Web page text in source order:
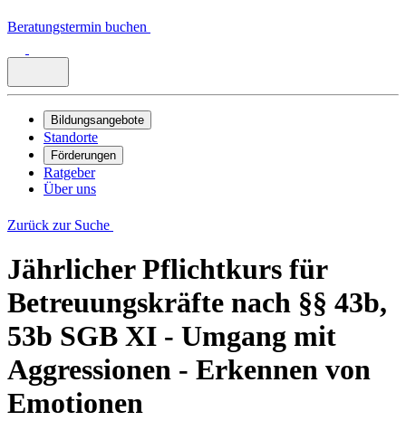
Beratungstermin buchen
Bildungsangebote
Standorte
Förderungen
Ratgeber
Über uns
Zurück zur Suche
Jährlicher Pflichtkurs für
Betreuungskräfte nach §§ 43b,
53b SGB XI - Umgang mit
Aggressionen - Erkennen von
Emotionen